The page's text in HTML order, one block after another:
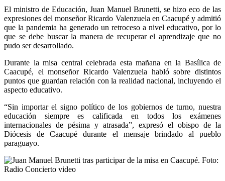
El ministro de Educación, Juan Manuel Brunetti, se hizo eco de las
expresiones del monseñor Ricardo Valenzuela en Caacupé y admitió
que la pandemia ha generado un retroceso a nivel educativo, por lo
que se debe buscar la manera de recuperar el aprendizaje que no
pudo ser desarrollado.
Durante la misa central celebrada esta mañana en la Basílica de
Caacupé, el monseñor Ricardo Valenzuela habló sobre distintos
puntos que guardan relación con la realidad nacional, incluyendo el
aspecto educativo.
“Sin importar el signo político de los gobiernos de turno, nuestra
educación siempre es calificada en todos los exámenes
internacionales de pésima y atrasada”, expresó el obispo de la
Diócesis de Caacupé durante el mensaje brindado al pueblo
paraguayo.